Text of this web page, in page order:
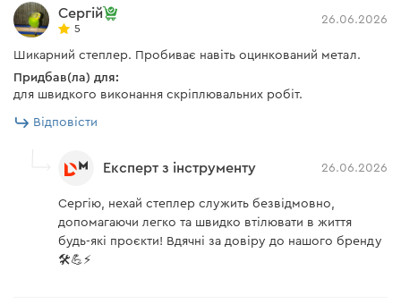
Сумісність з акумуляторами
батареями лінійки 20 В, які встановлюються на інший
вже маєте будь-яку іншу модель інструменту з
подібним акумулятором, можна використовувати
батарею для роботи степлера.
Сергій
5
26.06.2026
Шикарний степлер. Пробиває навіть оцинкований метал.
Придбав(ла) для:
для швидкого виконання скріплювальних робіт.
Відповісти
Експерт з інструменту 26.06.2026
Сергію, нехай степлер служить безвідмовно,
допомагаючи легко та швидко втілювати в життя
будь-які проєкти! Вдячні за довіру до нашого бренду
🛠️💪⚡️